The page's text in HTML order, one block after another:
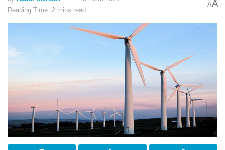
Reading Time: 2 mins read
AA